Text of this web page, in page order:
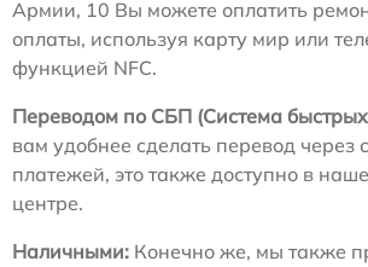
Армии, 10 Вы можете оплатить
оплаты, используя карту мир или
функцией NFC.
Переводом по СБП (Система
вам удобнее сделать перевод через
платежей, это также доступно в
центре.
Наличными: Конечно же, мы также